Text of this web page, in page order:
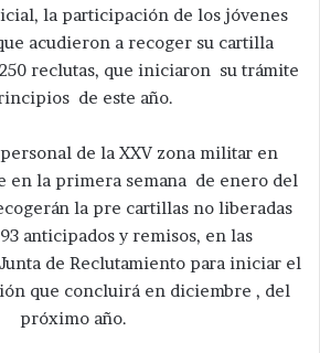
la participación de los jóvenes
acudieron a recoger su cartilla
reclutas, que iniciaron su trámite
de este año.
de la XXV zona militar en
en la primera semana de enero del
la pre cartillas no liberadas
anticipados y remisos, en las
de Reclutamiento para iniciar el
que concluirá en diciembre , del
próximo año.